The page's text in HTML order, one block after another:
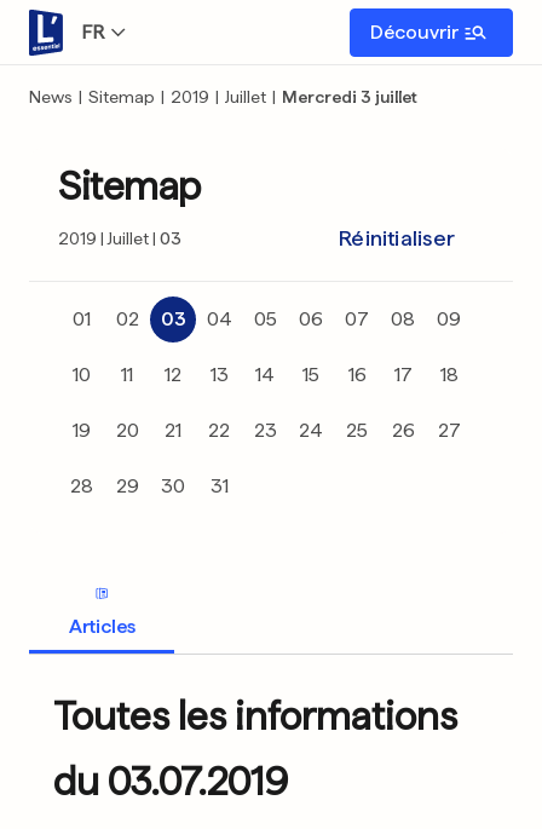
FR Découvrir
News | Sitemap | 2019 | Juillet | Mercredi 3 juillet
Sitemap
2019 Juillet 03 Réinitialiser
01 02 03 04 05 06 07 08 09
10 11 12 13 14 15 16 17 18
19 20 21 22 23 24 25 26 27
28 29 30 31
Articles
Toutes les informations
du 03.07.2019